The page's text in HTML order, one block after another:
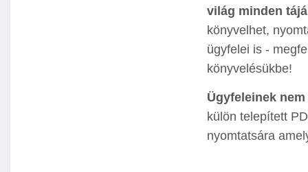
világ minden
könyvelhet,
ügyfelei is -
könyvelésükbe!
Ügyfeleinek
külön telepített
nyomtatsára